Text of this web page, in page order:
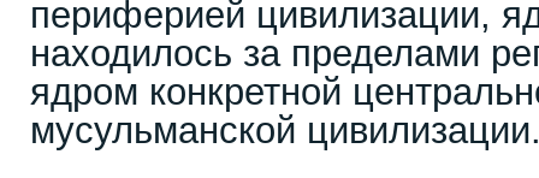
периферией цивилизации,
находилось за пределами
ядром конкретной
мусульманской